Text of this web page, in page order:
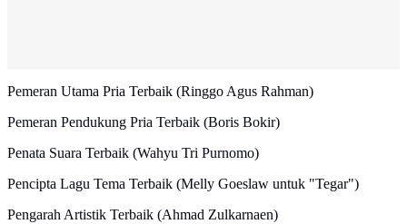
Pemeran Utama Pria Terbaik (Ringgo Agus Rahman)
Pemeran Pendukung Pria Terbaik (Boris Bokir)
Penata Suara Terbaik (Wahyu Tri Purnomo)
Pencipta Lagu Tema Terbaik (Melly Goeslaw untuk "Tegar")
Pengarah Artistik Terbaik (Ahmad Zulkarnaen)